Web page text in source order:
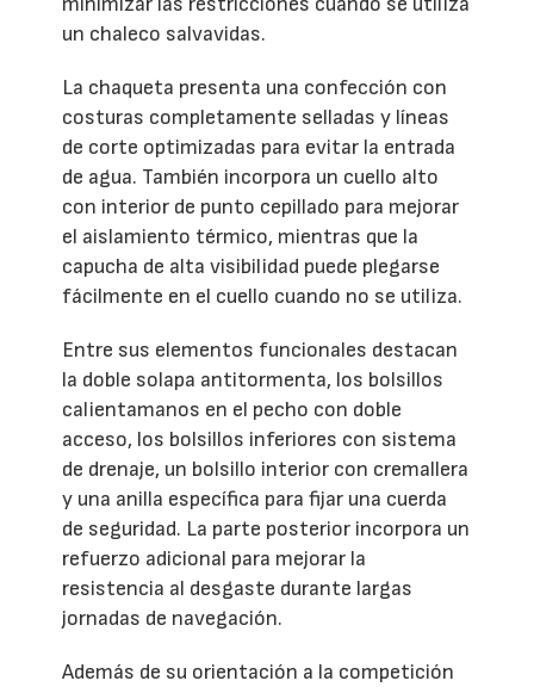
un chaleco salvavidas.
La chaqueta presenta una confección con
costuras completamente selladas y líneas
de corte optimizadas para evitar la entrada
de agua. También incorpora un cuello alto
con interior de punto cepillado para mejorar
el aislamiento térmico, mientras que la
capucha de alta visibilidad puede plegarse
fácilmente en el cuello cuando no se utiliza.
Entre sus elementos funcionales destacan
la doble solapa antitormenta, los bolsillos
calientamanos en el pecho con doble
acceso, los bolsillos inferiores con sistema
de drenaje, un bolsillo interior con cremallera
y una anilla específica para fijar una cuerda
de seguridad. La parte posterior incorpora un
refuerzo adicional para mejorar la
resistencia al desgaste durante largas
jornadas de navegación.
Además de su orientación a la competición